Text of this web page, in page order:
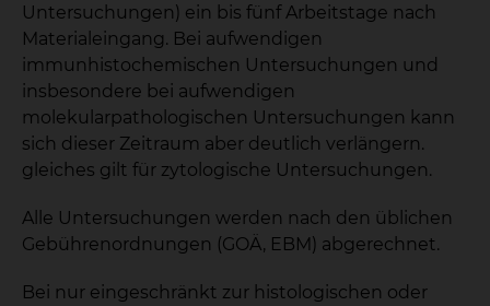
Untersuchungen) ein bis fünf Arbeitstage nach
Materialeingang. Bei aufwendigen
immunhistochemischen Untersuchungen und
insbesondere bei aufwendigen
molekularpathologischen Untersuchungen kann
sich dieser Zeitraum aber deutlich verlängern.
gleiches gilt für zytologische Untersuchungen.
Alle Untersuchungen werden nach den üblichen
Gebührenordnungen (GOÄ, EBM) abgerechnet.
Bei nur eingeschränkt zur histologischen oder